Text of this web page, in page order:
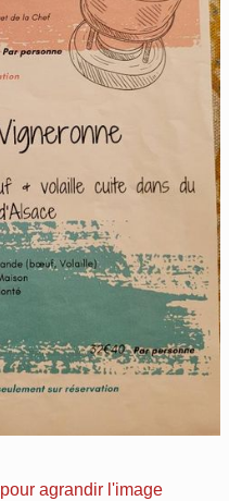
pour agrandir l'image